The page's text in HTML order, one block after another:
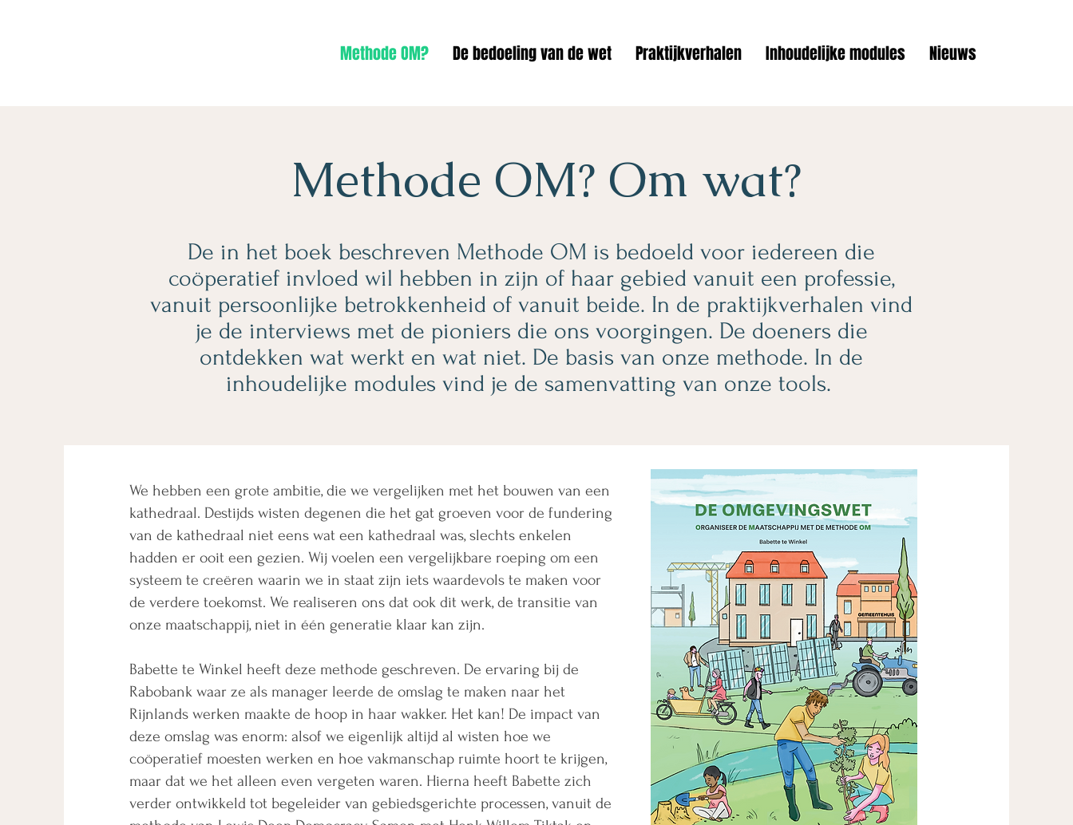
Methode OM? De bedoeling van de wet Praktijkverhalen Inhoudelijke modules Nieuws
Methode OM? Om wat?
De in het boek beschreven Methode OM is bedoeld voor iedereen die
coöperatief invloed wil hebben in zijn of haar gebied vanuit een professie,
vanuit persoonlijke betrokkenheid of vanuit beide. In de praktijkverhalen vind
je de interviews met de pioniers die ons voorgingen. De doeners die
ontdekken wat werkt en wat niet. De basis van onze methode. In de
inhoudelijke modules vind je de samenvatting van onze tools.
We hebben een grote ambitie, die we vergelijken met het bouwen van een
kathedraal. Destijds wisten degenen die het gat groeven voor de fundering
van de kathedraal niet eens wat een kathedraal was, slechts enkelen
hadden er ooit een gezien. Wij voelen een vergelijkbare roeping om een
systeem te creëren waarin we in staat zijn iets waardevols te maken voor
de verdere toekomst. We realiseren ons dat ook dit werk, de transitie van
onze maatschappij, niet in één generatie klaar kan zijn.
Babette te Winkel heeft deze methode geschreven. De ervaring bij de
Rabobank waar ze als manager leerde de omslag te maken naar het
Rijnlands werken maakte de hoop in haar wakker. Het kan! De impact van
deze omslag was enorm: alsof we eigenlijk altijd al wisten hoe we
coöperatief moesten werken en hoe vakmanschap ruimte hoort te krijgen,
maar dat we het alleen even vergeten waren. Hierna heeft Babette zich
verder ontwikkeld tot begeleider van gebiedsgerichte processen, vanuit de